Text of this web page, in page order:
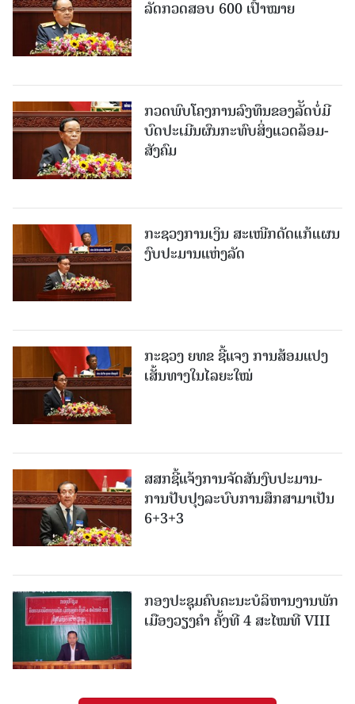
ລັດກວດສອບ 600 ເປົ້າໝາຍ
ກວດພົບໂຄງການລົງທຶນຂອງລັັດບໍ່ມີ
ບົດປະເມີນຜົນກະທົບສິ່ງແວດລ້ອມ-
ສັງຄົມ
ກະຊວງການເງິນ ສະເໜີກດັດແກ້ແຜນ
ງົບປະມານແຫ່ງລັດ
ກະຊວງ ຍທຂ ຊີ້ແຈງ ການສ້ອມແປງ
ເສັ້ນທາງໃນໄລຍະໃໝ່
ສສກຊີ້ແຈ້ງການຈັດສັນງົບປະມານ-
ການປັບປຸງລະບົບການສຶກສາມາເປັນ
6+3+3
ກອງປະຊຸມຄົບຄະນະບໍລິຫານງານພັກ
ເມືອງວຽງຄຳ ຄັ້ງທີ 4 ສະໄໝທີ VIII